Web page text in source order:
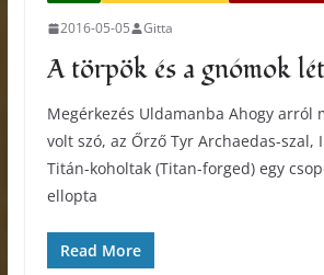
2016-05-05 Gitta
A törpök és a gnómok
Megérkezés Uldamanba Ahogy arról
volt szó, az Őrző Tyr Archaedas-szal,
Titán-koholtak (Titan-forged) egy
ellopta
Read More